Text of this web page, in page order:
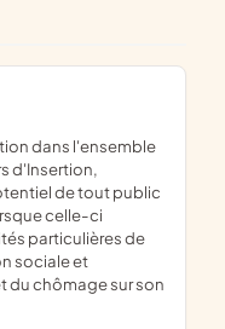
d'Insertion,
de tout public
celle-ci
particulières de
sociale et
du chômage sur son